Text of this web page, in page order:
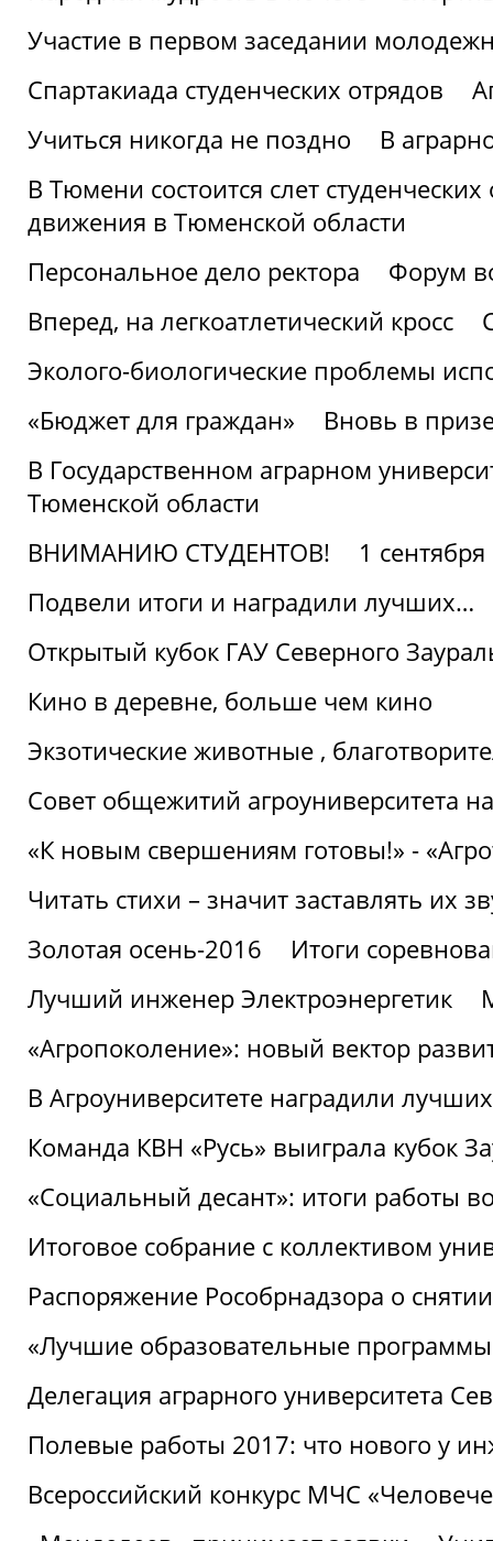
Участие в первом заседании
Спартакиада студенческих отрядов
Учиться никогда не поздно
В
В Тюмени состоится слет
движения в Тюменской области
Персональное дело ректора
Форум
Вперед, на легкоатлетический кросс
Эколого-биологические проблемы
«Бюджет для граждан»
Вновь в
В Государственном аграрном
Тюменской области
ВНИМАНИЮ СТУДЕНТОВ!
1 сентября
Подвели итоги и наградили лучших…
Открытый кубок ГАУ Северного
Кино в деревне, больше чем кино
Экзотические животные ,
Совет общежитий агроуниверситета
«К новым свершениям готовы!» -
Читать стихи – значит заставлять их
Золотая осень-2016
Итоги
Лучший инженер Электроэнергетик
«Агропоколение»: новый вектор
В Агроуниверситете наградили
Команда КВН «Русь» выиграла кубок
«Социальный десант»: итоги работы
Итоговое собрание с коллективом
Распоряжение Рособрнадзора о
«Лучшие образовательные
Делегация аграрного университета
Полевые работы 2017: что нового у
Всероссийский конкурс МЧС